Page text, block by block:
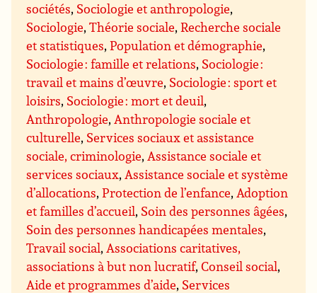
sociétés, Sociologie et anthropologie,
Sociologie,Théorie sociale,Recherche sociale
et statistiques,Population et démographie,
Sociologie : famille et relations, Sociologie :
travail et mains d’œuvre, Sociologie : sport et
loisirs, Sociologie : mort et deuil,
Anthropologie,Anthropologie sociale et
culturelle, Services sociaux et assistance
sociale, criminologie,Assistance sociale et
services sociaux,Assistance sociale et système
d’allocations,Protection de l’enfance,Adoption
et familles d’accueil, Soin des personnes âgées,
Soin des personnes handicapées mentales,
Travail social,Associations caritatives,
associations à but non lucratif,Conseil social,
Aide et programmes d’aide, Services